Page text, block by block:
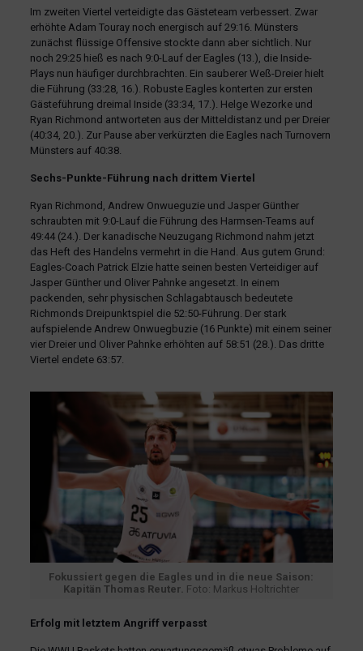
Im zweiten Viertel verteidigte das Gästeteam verbessert. Zwar
erhöhte Adam Touray noch energisch auf 29:16. Münsters
zunächst flüssige Offensive stockte dann aber sichtlich. Nur
noch 29:25 hieß es nach 9:0-Lauf der Eagles (13.), die Inside-
Plays nun häufiger durchbrachten. Ein sauberer Weß-Dreier hielt
die Führung (33:28, 16.). Robuste Eagles konterten zur ersten
Gästeführung dreimal Inside (33:34, 17.). Helge Wezorke und
Ryan Richmond antworteten aus der Mitteldistanz und per Dreier
(40:34, 20.). Zur Pause aber verkürzten die Eagles nach Turnovern
Münsters auf 40:38.
Sechs-Punkte-Führung nach drittem Viertel
Ryan Richmond, Andrew Onwueguzie und Jasper Günther
schraubten mit 9:0-Lauf die Führung des Harmsen-Teams auf
49:44 (24.). Der kanadische Neuzugang Richmond nahm jetzt
das Heft des Handelns vermehrt in die Hand. Aus gutem Grund:
Eagles-Coach Patrick Elzie hatte seinen besten Verteidiger auf
Jasper Günther und Oliver Pahnke angesetzt. In einem
packenden, sehr physischen Schlagabtausch bedeutete
Richmonds Dreipunktspiel die 52:50-Führung. Der stark
aufspielende Andrew Onwuegbuzie (16 Punkte) mit einem seiner
vier Dreier und Oliver Pahnke erhöhten auf 58:51 (28.). Das dritte
Viertel endete 63:57.
Fokussiert gegen die Eagles und in die neue Saison:
Kapitän Thomas Reuter. Foto: Markus Holtrichter
Erfolg mit letztem Angriff verpasst